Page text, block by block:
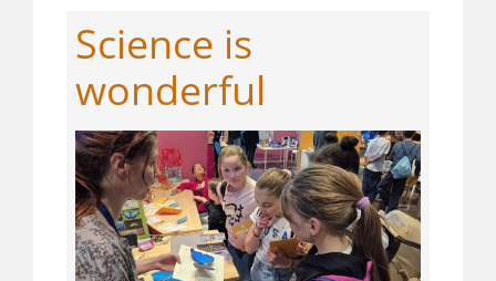
Science is
wonderful